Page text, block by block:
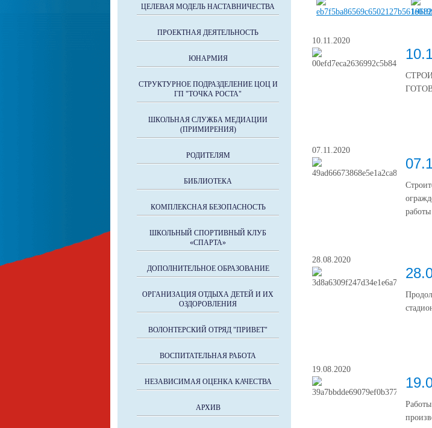
10.11.2020
07.11.2020
28.08.2020
19.08.2020
ЦЕЛЕВАЯ МОДЕЛЬ НАСТАВНИЧЕСТВА
ПРОЕКТНАЯ ДЕЯТЕЛЬНОСТЬ
ЮНАРМИЯ
СТРУКТУРНОЕ ПОДРАЗДЕЛЕНИЕ ЦОЦ И
ГП "ТОЧКА РОСТА"
ШКОЛЬНАЯ СЛУЖБА МЕДИАЦИИ
(ПРИМИРЕНИЯ)
РОДИТЕЛЯМ
БИБЛИОТЕКА
КОМПЛЕКСНАЯ БЕЗОПАСНОСТЬ
ШКОЛЬНЫЙ СПОРТИВНЫЙ КЛУБ
«СПАРТА»
ДОПОЛНИТЕЛЬНОЕ ОБРАЗОВАНИЕ
ОРГАНИЗАЦИЯ ОТДЫХА ДЕТЕЙ И ИХ
ОЗДОРОВЛЕНИЯ
ВОЛОНТЕРСКИЙ ОТРЯД "ПРИВЕТ"
ВОСПИТАТЕЛЬНАЯ РАБОТА
НЕЗАВИСИМАЯ ОЦЕНКА КАЧЕСТВА
АРХИВ